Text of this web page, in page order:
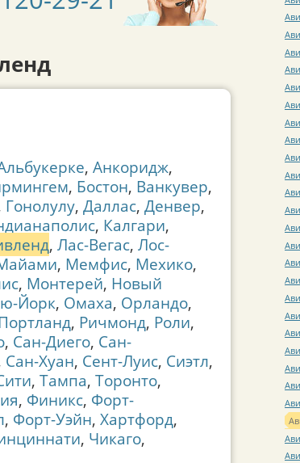
, Анкоридж,
, Бостон, Ванкувер,
Гонолулу, Даллас, Денвер,
, Калгари,
, Лас-Вегас, Лос-
, Мемфис, Мехико,
, Монтерей, Новый
Йорк, Омаха, Орландо,
, Ричмонд, Роли,
, Сан-Диего, Сан-
Сан-Хуан, Сент-Луис, Сиэтл,
, Тампа, Торонто,
, Финикс, Форт-
, Форт-Уэйн, Хартфорд,
, Чикаго,